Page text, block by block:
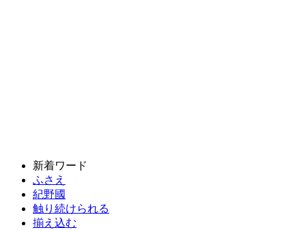
新着ワード
ふさえ
紀野國
触り続けられる
揃え込む